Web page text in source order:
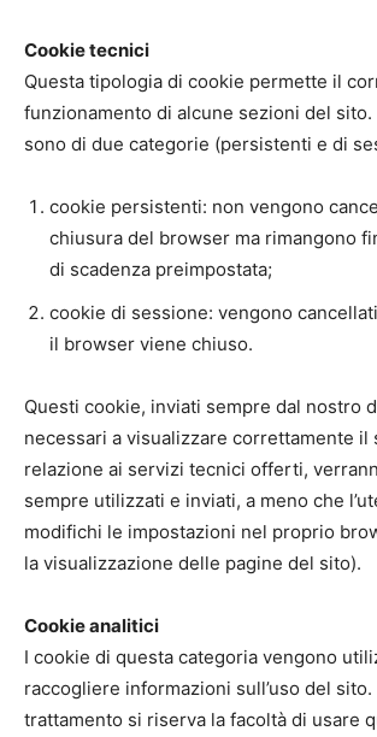
Cookie tecnici
Questa tipologia di cookie permette il
funzionamento di alcune sezioni del
sono di due categorie (persistenti e di
cookie persistenti: non vengono
chiusura del browser ma rimangono
di scadenza preimpostata;
cookie di sessione: vengono
il browser viene chiuso.
Questi cookie, inviati sempre dal nostro
necessari a visualizzare correttamente il
relazione ai servizi tecnici offerti,
sempre utilizzati e inviati, a meno che
modifichi le impostazioni nel proprio
la visualizzazione delle pagine del sito).
Cookie analitici
I cookie di questa categoria vengono
raccogliere informazioni sull’uso del
trattamento si riserva la facoltà di usare